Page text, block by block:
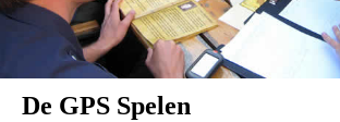
De GPS Spelen